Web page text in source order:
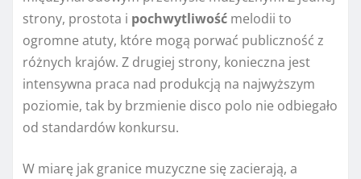
strony, prostota i pochwytliwość melodii to
ogromne atuty, które mogą porwać publiczność z
różnych krajów. Z drugiej strony, konieczna jest
intensywna praca nad produkcją na najwyższym
poziomie, tak by brzmienie disco polo nie odbiegało
od standardów konkursu.
W miarę jak granice muzyczne się zacierają, a